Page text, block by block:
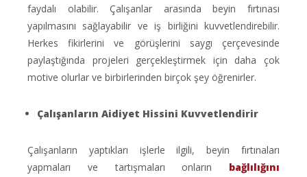
faydalı olabilir. Çalışanlar arasında beyin fırtınası
yapılmasını sağlayabilir ve iş birliğini kuvvetlendirebilir.
Herkes fikirlerini ve görüşlerini saygı çerçevesinde
paylaştığında projeleri gerçekleştirmek için daha çok
motive olurlar ve birbirlerinden birçok şey öğrenirler.
Çalışanların Aidiyet Hissini Kuvvetlendirir
Çalışanların yaptıkları işlerle ilgili, beyin fırtınaları
yapmaları ve tartışmaları onların bağlılığını